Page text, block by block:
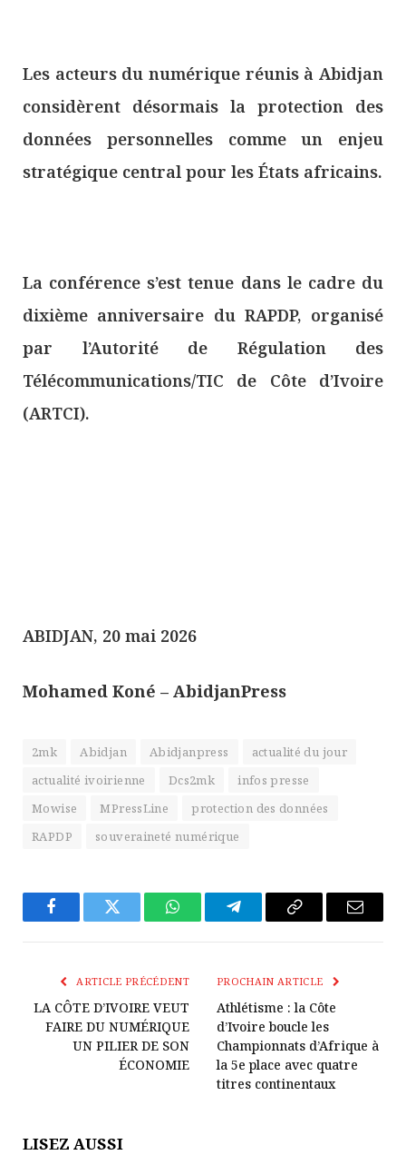
Les acteurs du numérique réunis à Abidjan
considèrent désormais la protection des
données personnelles comme un enjeu
stratégique central pour les États africains.
La conférence s’est tenue dans le cadre du
dixième anniversaire du RAPDP, organisé
par l’Autorité de Régulation des
Télécommunications/TIC de Côte d’Ivoire
(ARTCI).
ABIDJAN, 20 mai 2026
Mohamed Koné – AbidjanPress
2mk Abidjan Abidjanpress
actualité du jour
actualité ivoirienne
Dcs2mk
infos presse
Mowise
MPressLine
protection des données
RAPDP
souveraineté numérique
FacebookTwitter WhatsAppTélégrammeCopier
Lien
E-
ARTICLE PRÉCÉDENT
LA CÔTE D’IVOIRE VEUT
FAIRE DU NUMÉRIQUE
UN PILIER DE SON
ÉCONOMIE
PROCHAIN ARTICLE
Athlétisme : la Côte
d’Ivoire boucle les
Championnats d’Afrique à
la 5e place avec quatre
titres continentaux
LISEZ AUSSI